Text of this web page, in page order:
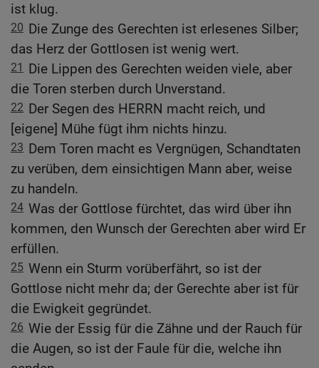
ist klug.
20 Die Zunge des Gerechten ist erlesenes Silber;
das Herz der Gottlosen ist wenig wert.
21
Die Lippen des Gerechten weiden viele, aber
die Toren sterben durch Unverstand.
22 Der Segen des HERRN macht reich, und
[eigene] Mühe fügt ihm nichts hinzu.
23 Dem Toren macht es Vergnügen, Schandtaten
zu verüben, dem einsichtigen Mann aber, weise
zu handeln.
24 Was der Gottlose fürchtet, das wird über ihn
kommen, den Wunsch der Gerechten aber wird Er
erfüllen.
25 Wenn ein Sturm vorüberfährt, so ist der
Gottlose nicht mehr da; der Gerechte aber ist für
die Ewigkeit gegründet.
26 Wie der Essig für die Zähne und der Rauch für
die Augen, so ist der Faule für die, welche ihn